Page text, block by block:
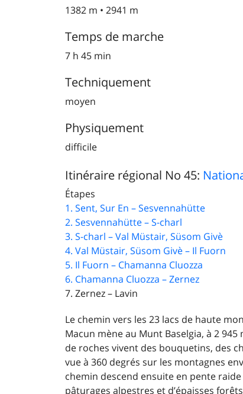
1382 m • 2941 m
Temps de marche
7 h 45 min
Techniquement
moyen
Physiquement
difficile
Itinéraire régional No 45:
Étapes
1. Sent, Sur En – Sesvennahütte
2. Sesvennahütte – S-charl
3. S-charl – Val Müstair, Süsom Givè
4. Val Müstair, Süsom Givè – Il Fuorn
5. Il Fuorn – Chamanna Cluozza
6. Chamanna Cluozza – Zernez
7. Zernez – Lavin
Le chemin vers les 23 lacs de haute
Macun mène au Munt Baselgia, à 2 945
de roches vivent des bouquetins, des
vue à 360 degrés sur les montagnes
chemin descend ensuite en pente
pâturages alpestres et d’épaisses